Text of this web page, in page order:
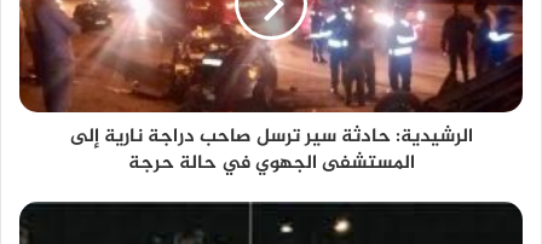
الرشيدية: حادثة سير ترسل صاحب دراجة نارية إلى
المستشفى الجهوي في حالة حرجة